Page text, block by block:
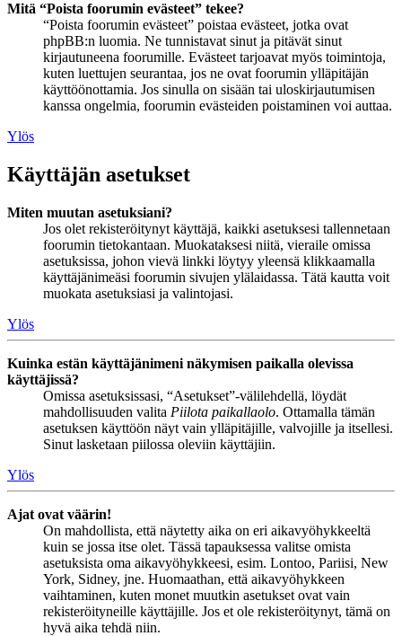
Mitä “Poista foorumin evästeet” tekee?
“Poista foorumin evästeet” poistaa evästeet, jotka ovat
phpBB:n luomia. Ne tunnistavat sinut ja pitävät sinut
kirjautuneena foorumille. Evästeet tarjoavat myös toimintoja,
kuten luettujen seurantaa, jos ne ovat foorumin ylläpitäjän
käyttöönottamia. Jos sinulla on sisään tai uloskirjautumisen
kanssa ongelmia, foorumin evästeiden poistaminen voi auttaa.
Ylös
Käyttäjän asetukset
Miten muutan asetuksiani?
Jos olet rekisteröitynyt käyttäjä, kaikki asetuksesi tallennetaan
foorumin tietokantaan. Muokataksesi niitä, vieraile omissa
asetuksissa, johon vievä linkki löytyy yleensä klikkaamalla
käyttäjänimeäsi foorumin sivujen ylälaidassa. Tätä kautta voit
muokata asetuksiasi ja valintojasi.
Ylös
Kuinka estän käyttäjänimeni näkymisen paikalla olevissa
käyttäjissä?
Omissa asetuksissasi, “Asetukset”-välilehdellä, löydät
mahdollisuuden valita Piilota paikallaolo. Ottamalla tämän
asetuksen käyttöön näyt vain ylläpitäjille, valvojille ja itsellesi.
Sinut lasketaan piilossa oleviin käyttäjiin.
Ylös
Ajat ovat väärin!
On mahdollista, että näytetty aika on eri aikavyöhykkeeltä
kuin se jossa itse olet. Tässä tapauksessa valitse omista
asetuksista oma aikavyöhykkeesi, esim. Lontoo, Pariisi, New
York, Sidney, jne. Huomaathan, että aikavyöhykkeen
vaihtaminen, kuten monet muutkin asetukset ovat vain
rekisteröityneille käyttäjille. Jos et ole rekisteröitynyt, tämä on
hyvä aika tehdä niin.